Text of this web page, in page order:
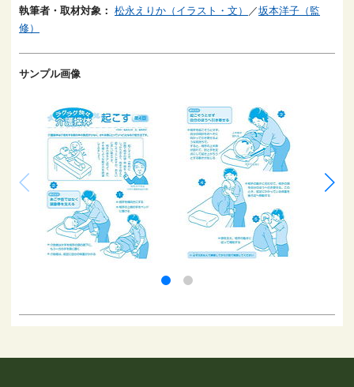
執筆者・取材対象： 松永えりか（イラスト・文） ／坂本洋子（監
修）
サンプル画像